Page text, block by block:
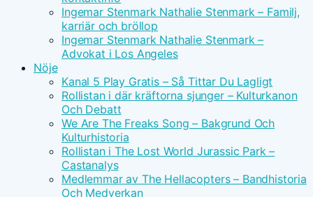
Ingemar Stenmark Nathalie Stenmark – Familj,
karriär och bröllop
Ingemar Stenmark Nathalie Stenmark –
Advokat i Los Angeles
Nöje
Kanal 5 Play Gratis – Så Tittar Du Lagligt
Rollistan i där kräftorna sjunger – Kulturkanon
Och Debatt
We Are The Freaks Song – Bakgrund Och
Kulturhistoria
Rollistan i The Lost World Jurassic Park –
Castanalys
Medlemmar av The Hellacopters – Bandhistoria
Och Medverkan